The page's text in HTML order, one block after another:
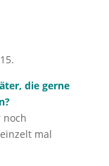
die gerne
mal